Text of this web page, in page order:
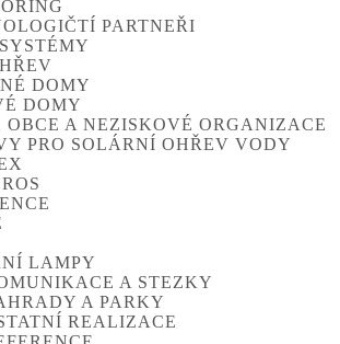
PARTNEŘI
DOMY
DOMY
OBCE A NEZISKOVÉ ORGANIZACE
PRO SOLÁRNÍ OHŘEV VODY
LAMPY
A STEZKY
A PARKY
REALIZACE